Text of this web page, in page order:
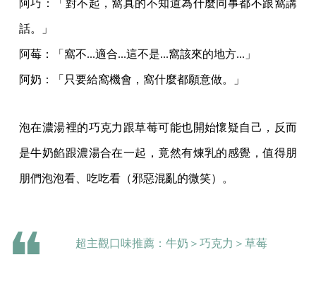
阿巧：「對不起，窩真的不知道為什麼同事都不跟窩講
話。」
阿莓：「窩不...適合...這不是...窩該來的地方...」
阿奶：「只要給窩機會，窩什麼都願意做。」
泡在濃湯裡的巧克力跟草莓可能也開始懷疑自己，反而
是牛奶餡跟濃湯合在一起，竟然有煉乳的感覺，值得朋
朋們泡泡看、吃吃看（邪惡混亂的微笑）。
超主觀口味推薦：牛奶＞巧克力＞草莓